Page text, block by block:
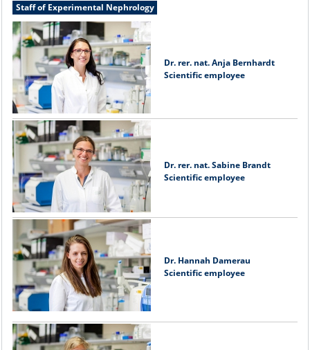
Staff of Experimental Nephrology
Dr. rer. nat. Anja Bernhardt
Scientific employee
Dr. rer. nat. Sabine Brandt
Scientific employee
Dr. Hannah Damerau
Scientific employee